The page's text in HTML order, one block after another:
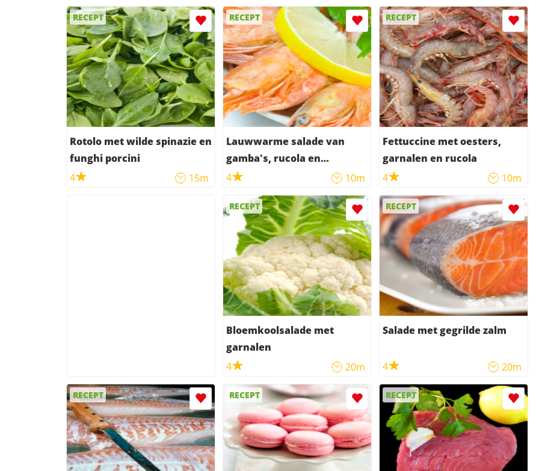
RECEPT
Rotolo met wilde spinazie en
funghi porcini
4
15m
RECEPT
Lauwwarme salade van
gamba's, rucola en
kaasschuim
4 10m
RECEPT
Fettuccine met oesters,
garnalen en rucola
4
10m
RECEPT
Bloemkoolsalade met
garnalen
4
20m
RECEPT
Salade met gegrilde zalm
4 20m
RECEPT RECEPT RECEPT